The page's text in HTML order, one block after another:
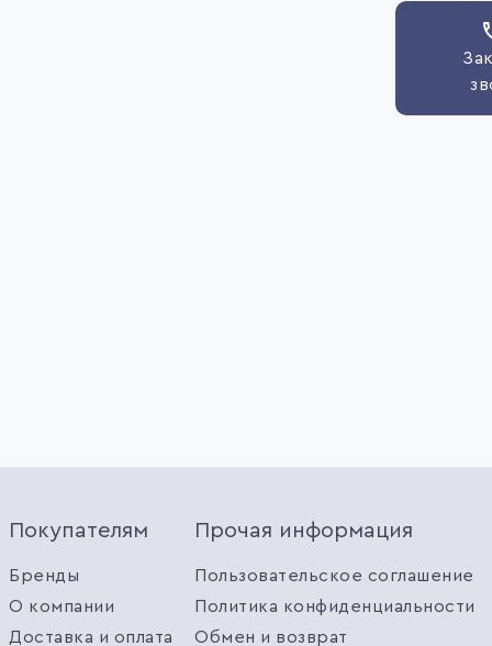
Покупателям
Бренды
О компании
Доставка и оплата
Прочая информация
Пользовательское соглашение
Политика конфиденциальности
Обмен и возврат